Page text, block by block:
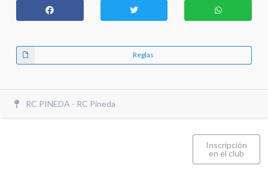
Reglas
RC PINEDA - RC Pineda
Inscripción
en el club